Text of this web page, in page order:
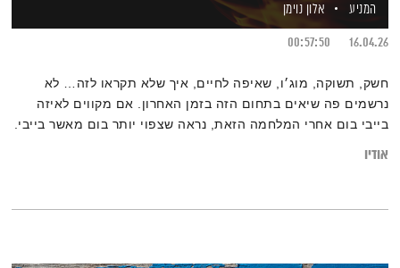
המניע
אלון נוימן
16.04.26
00:57:50
חשק, תשוקה, מוג׳ו, שאיפה לחיים, איך שלא תקראו לזה… לא
נרשמים פה שיאים בתחום הזה בזמן האחרון. אם מקווים לאיזה
בייבי בום אחרי המלחמה הזאת, נראה שצפוי יותר בום מאשר בייבי.
אודיו